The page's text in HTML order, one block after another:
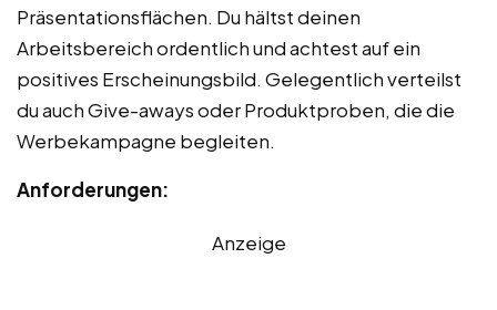
Präsentationsflächen. Du hältst deinen
Arbeitsbereich ordentlich und achtest auf ein
positives Erscheinungsbild. Gelegentlich verteilst
du auch Give-aways oder Produktproben, die die
Werbekampagne begleiten.
Anforderungen:
Anzeige